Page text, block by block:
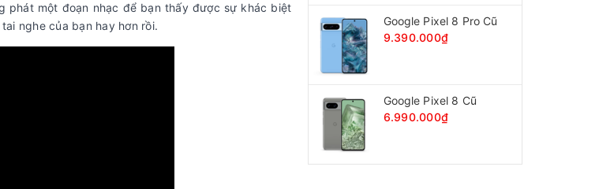
phát một đoạn nhạc để bạn thấy được sự khác biệt
nghe của bạn hay hơn rồi.
Google Pixel 8 Pro Cũ
9.390.000₫
Google Pixel 8 Cũ
6.990.000₫